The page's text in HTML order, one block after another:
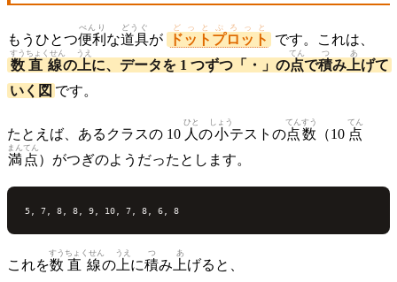
もうひとつ便利
べんり
な道具
どうぐ
が ドットプロット
どっとぷろっと
です。これは、
数
すう
直線
ちょくせん
の 上
うえ
に、データを 1 つずつ「・」の点
てん
で積
つ
み 上
あ
げて
いく図 です。
たとえば、あるクラスの 10 人
ひと
の小
しょう
テストの点数
てんすう
（10 点
てん
満点
まんてん
）がつぎのようだったとします。
これを数
すう
直線
ちょくせん
の上
うえ
に積
つ
み上
あ
げると、